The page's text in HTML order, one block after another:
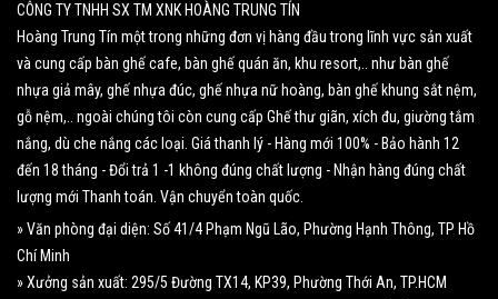
CÔNG TY TNHH SX TM XNK HOÀNG TRUNG TÍN
Hoàng Trung Tín một trong những đơn vị hàng đầu trong lĩnh vực sản xuất
và cung cấp bàn ghế cafe, bàn ghế quán ăn, khu resort,.. như bàn ghế
nhựa giả mây, ghế nhựa đúc, ghế nhựa nữ hoàng, bàn ghế khung sắt nệm,
gỗ nệm,.. ngoài chúng tôi còn cung cấp Ghế thư giãn, xích đu, giường tắm
nắng, dù che nắng các loại. Giá thanh lý - Hàng mới 100% - Bảo hành 12
đến 18 tháng - Đổi trả 1 -1 không đúng chất lượng - Nhận hàng đúng chất
lượng mới Thanh toán. Vận chuyển toàn quốc.
» Văn phòng đại diện: Số 41/4 Phạm Ngũ Lão, Phường Hạnh Thông, TP Hồ
Chí Minh
» Xưởng sản xuất: 295/5 Đường TX14, KP39, Phường Thới An, TP.HCM